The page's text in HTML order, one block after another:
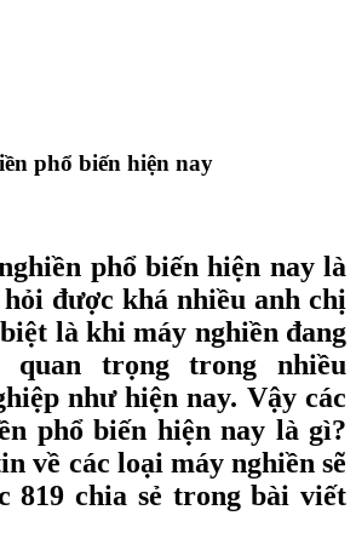
phổ biến hiện nay
phổ biến hiện nay là
được khá nhiều anh chị
là khi máy nghiền đang
trọng trong nhiều
như hiện nay. Vậy các
phổ biến hiện nay là gì?
về các loại máy nghiền sẽ
819 chia sẻ trong bài viết